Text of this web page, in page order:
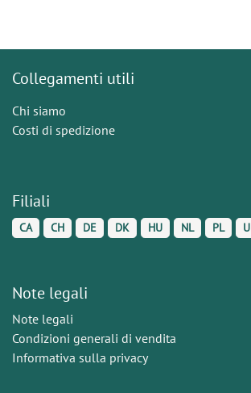
Collegamenti utili
Chi siamo
Costi di spedizione
Filiali
CA CH DE DK HU NL PL
Note legali
Note legali
Condizioni generali di vendita
Informativa sulla privacy